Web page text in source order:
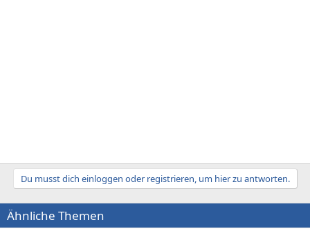
Du musst dich einloggen oder registrieren, um hier zu antworten.
Ähnliche Themen